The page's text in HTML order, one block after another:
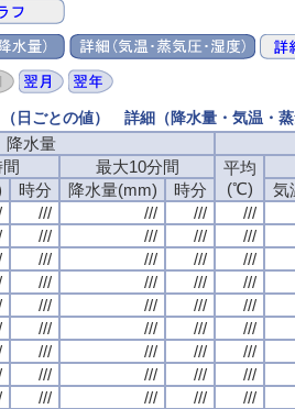
日ごとの値） 詳細（降水量・気温・蒸
降水量
最大10分間
平均
(℃)
時分 降水量(mm) 時分
気
/// /// ///
///
/// /// ///
///
/// /// ///
///
/// /// ///
///
/// /// ///
///
/// /// ///
///
/// /// ///
///
/// /// ///
///
/// /// ///
///